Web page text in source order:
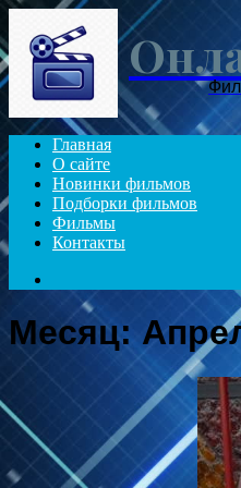
Главная
О сайте
Новинки фильмов
Подборки фильмов
Фильмы
Контакты
Месяц: